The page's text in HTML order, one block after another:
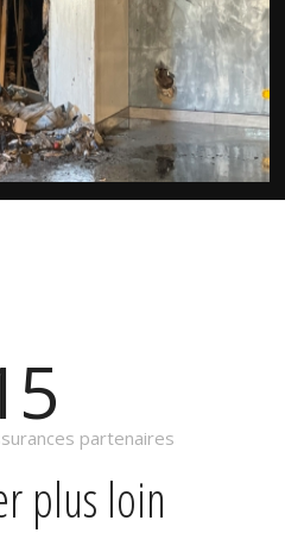
partenaires
plus loin